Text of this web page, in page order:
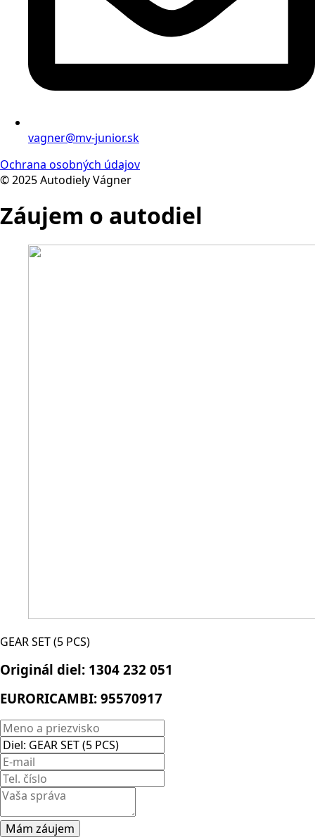
vagner@mv-junior.sk
Ochrana osobných údajov
© 2025 Autodiely Vágner
Záujem o autodiel
GEAR SET (5 PCS)
Originál diel: 1304 232 051
EURORICAMBI: 95570917
Mám záujem